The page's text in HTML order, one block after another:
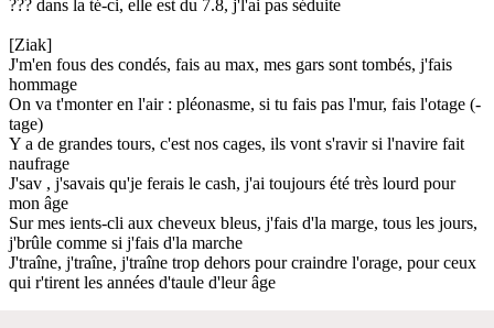
??? dans la té-ci, elle est du 7.8, j'l'ai pas séduite
[Ziak]
J'm'en fous des condés, fais au max, mes gars sont tombés, j'fais
hommage
On va t'monter en l'air : pléonasme, si tu fais pas l'mur, fais l'otage (-
tage)
Y a de grandes tours, c'est nos cages, ils vont s'ravir si l'navire fait
naufrage
J'sav , j'savais qu'je ferais le cash, j'ai toujours été très lourd pour
mon âge
Sur mes ients-cli aux cheveux bleus, j'fais d'la marge, tous les jours,
j'brûle comme si j'fais d'la marche
J'traîne, j'traîne, j'traîne trop dehors pour craindre l'orage, pour ceux
qui r'tirent les années d'taule d'leur âge